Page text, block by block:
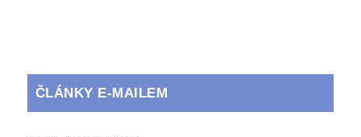
ČLÁNKY E-MAILEM